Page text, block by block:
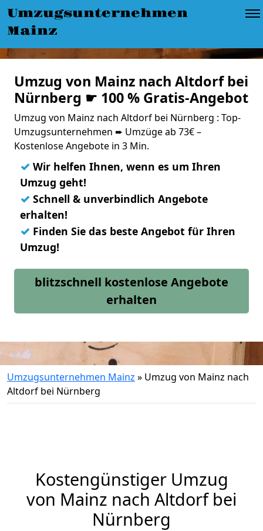
Umzugsunternehmen
Mainz
Umzug von Mainz nach Altdorf bei
Nürnberg ☛ 100 % Gratis-Angebot
Umzug von Mainz nach Altdorf bei Nürnberg : Top-
Umzugsunternehmen ➨ Umzüge ab 73€ –
Kostenlose Angebote in 3 Min.
✓ Wir helfen Ihnen, wenn es um Ihren
Umzug geht!
✓ Schnell & unverbindlich Angebote
erhalten!
✓ Finden Sie das beste Angebot für Ihren
Umzug!
blitzschnell kostenlose Angebote
erhalten
Umzugsunternehmen Mainz » Umzug von Mainz nach
Altdorf bei Nürnberg
Kostengünstiger Umzug
von Mainz nach Altdorf bei
Nürnberg